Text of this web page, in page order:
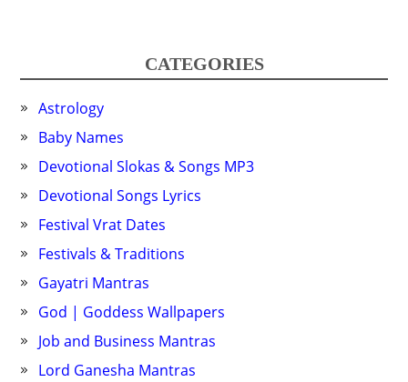
CATEGORIES
Astrology
Baby Names
Devotional Slokas & Songs MP3
Devotional Songs Lyrics
Festival Vrat Dates
Festivals & Traditions
Gayatri Mantras
God | Goddess Wallpapers
Job and Business Mantras
Lord Ganesha Mantras